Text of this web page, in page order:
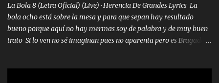
fajado y mi R terciado me van a ver allá por TJ para un licenciado
mando un abrazo andamos al cien Choritas también Música
Ando en la colonia bien acelerado traigo un M2 que nunca me ha
fallado para mi compadre mandó un fuerte abrazo también al
La Bola 8 (Letra Oficial) (Live) · Herencia De Grandes Lyrics La
bola ocho está sobre la mesa y para que sepan hay resultado
bueno porque aquí no hay mermas soy de palabra y de muy buen
trato Si lo ven no sé imaginan pues no aparenta pero es Bragado a